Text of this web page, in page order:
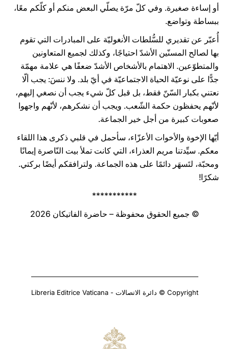
أو إساءة صغيرة. وفي كلّ مرّة يصلّي البعض منكم أو كلّكم معًا،
ببساطة وتواضع.
أُعبّر عن تقديري للسُّلطات الأنغوليّة على المبادرات التي تقوم
بها لصالح المسنّين الأشدّ احتياجًا، وكذلك لجميع المتعاونين
والمتطوّعين. الاهتمام بالأشخاص الأشدّ ضعفًا هي علامة مهمّة
جدًّا على نوعيّة الحياة الاجتماعيّة في أيّ بلد. ولا ننسَ: يجب ألّا
نعتني بكبار السّنّ فقط، بل قبل كلّ شيء يجب أن نصغي إليهم،
لأنّهم يحفظون حكمة الشّعب. ويجب أن نشكرهم، لأنّهم واجهوا
صعوبات كبيرة من أجل خير الجماعة.
أيّها الإخوة والأخوات الأعزّاء، سأحمل في قلبي ذكرى هذا اللقاء
معكم. سيِّدتنا مريم العذراء، التي كانت تملأ بيت النّاصرة إيمانًا
ومحبّة، لتَسهَر دائمًا على هذه الجماعة. ولترافقكم أيضًا بركتي.
شكرًا!
***********
© جميع الحقوق محفوظة – حاضرة الفاتيكان 2026
Copyright © دائرة الاتصالات - Libreria Editrice Vaticana